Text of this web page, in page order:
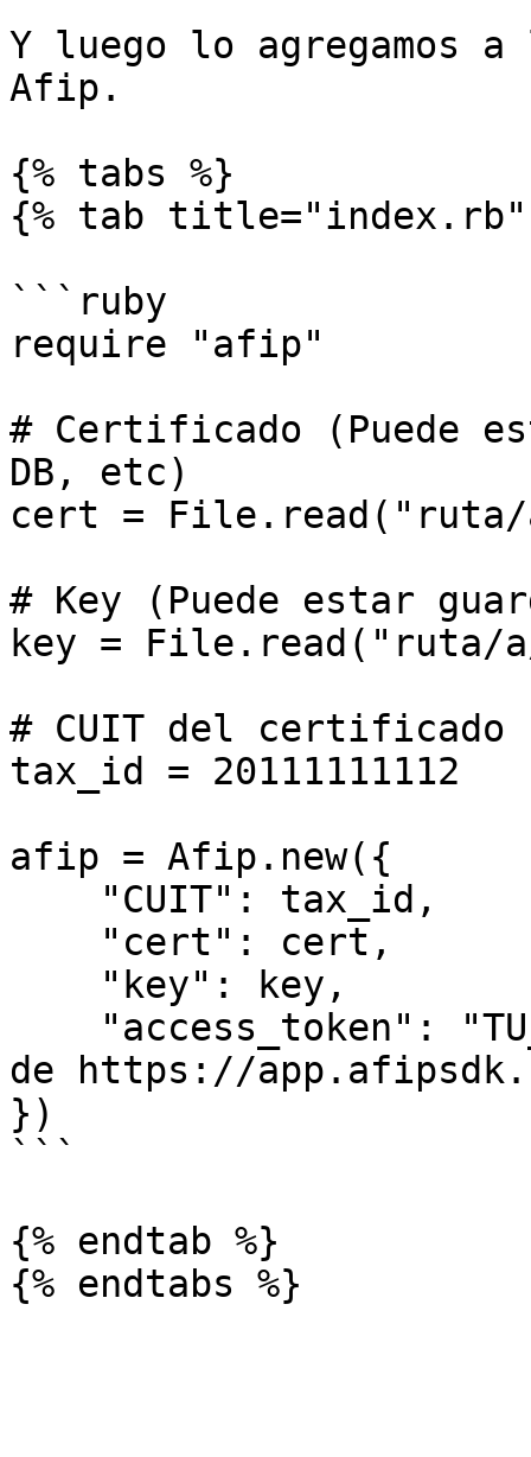
Y luego lo agregamos
Afip.
{% tabs %}
{% tab title="index.rb"
```ruby
require "afip"
# Certificado (Puede
DB, etc)
cert =
# Key (Puede estar
key = File.read("ruta/
# CUIT del certificado
tax_id = 20111111112
afip = Afip.new({
de https://
})
```
{% endtab %}